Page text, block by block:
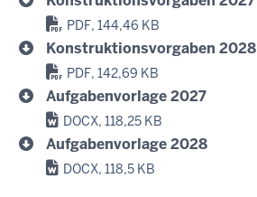
PDF, 144,46 KB
Konstruktionsvorgaben 2028
PDF, 142,69 KB
Aufgabenvorlage 2027
DOCX, 118,25 KB
Aufgabenvorlage 2028
DOCX, 118,5 KB